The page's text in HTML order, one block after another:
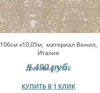
106см x10.05м, материал Винил,
Италия
Доставка:10.08
КУПИТЬ В 1 КЛИК
9 490 руб.